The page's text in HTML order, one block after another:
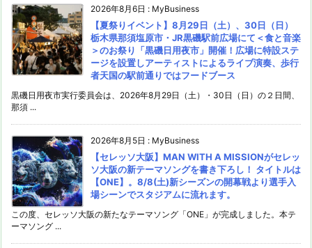
2026年8月6日 : MyBusiness
【夏祭りイベント】8月29日（土）、30日（日）
栃木県那須塩原市・JR黒磯駅前広場にて＜食と音楽
＞のお祭り「黒磯日用夜市」開催！広場に特設ステ
ージを設置しアーティストによるライブ演奏、歩行
者天国の駅前通りではフードブース
黒磯日用夜市実行委員会は、2026年8月29日（土）・30日（日）の２日間、
那須 ...
2026年8月5日 : MyBusiness
【セレッソ大阪】MAN WITH A MISSIONがセレッ
ソ大阪の新テーマソングを書き下ろし！ タイトルは
【ONE】。8/8(土)新シーズンの開幕戦より選手入
場シーンでスタジアムに流れます。
この度、セレッソ大阪の新たなテーマソング「ONE」が完成しました。本テ
ーマソング ...